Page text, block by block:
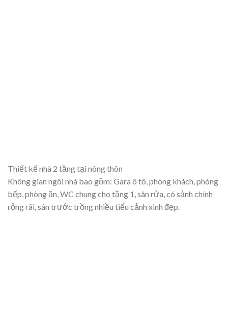
Thiết kế nhà 2 tầng tại nông thôn
Không gian ngôi nhà bao gồm: Gara ô tô, phòng khách, phòng
bếp, phòng ăn, WC chung cho tầng 1, sân rửa, có sảnh chính
rộng rãi, sân trước trồng nhiều tiểu cảnh xinh đẹp.